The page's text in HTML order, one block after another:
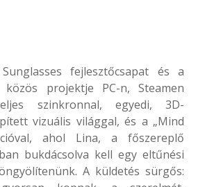
fejlesztőcsapat és a
közös projektje PC-n, Steamen
szinkronnal, egyedi, 3D-
vizuális világgal, és a „Mind
ahol Lina, a főszereplő
bukdácsolva kell egy eltűnési
A küldetés sürgős: